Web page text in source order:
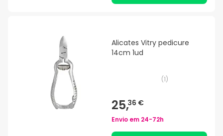
Alicates Vitry pedicure
14cm 1ud
(1)
25,36 €
Envio em 24-72h